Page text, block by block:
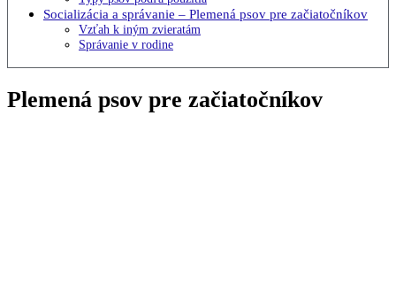
Socializácia a správanie – Plemená psov pre začiatočníkov
Vzťah k iným zvieratám
Správanie v rodine
Plemená psov pre začiatočníkov